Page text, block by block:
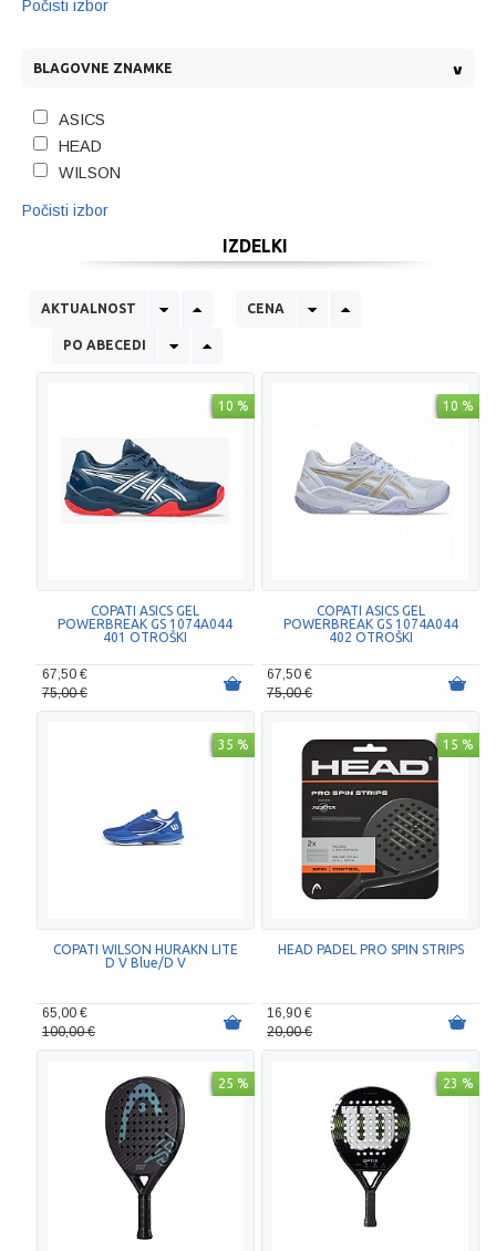
Počisti izbor
BLAGOVNE ZNAMKE
ASICS
HEAD
WILSON
Počisti izbor
IZDELKI
AKTUALNOST CENA
PO ABECEDI
10 %
COPATI ASICS GEL
POWERBREAK GS 1074A044
401 OTROŠKI
67,50 €
75,00 €
10 %
COPATI ASICS GEL
POWERBREAK GS 1074A044
402 OTROŠKI
67,50 €
75,00 €
35 %
COPATI WILSON HURAKN LITE
D V Blue/D V
65,00 €
100,00 €
15 %
HEAD PADEL PRO SPIN STRIPS
16,90 €
20,00 €
25 % 23 %